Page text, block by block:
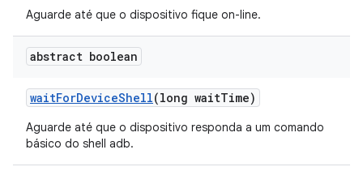
Aguarde até que o dispositivo fique on-line.
abstract boolean
waitForDeviceShell(long waitTime)
Aguarde até que o dispositivo responda a um comando
básico do shell adb.